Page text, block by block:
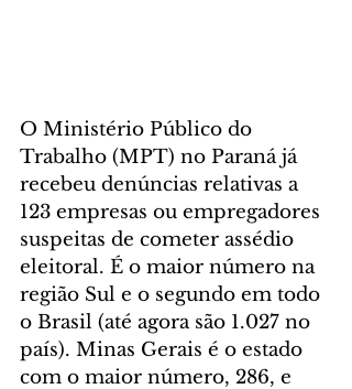
O Ministério Público do
Trabalho (MPT) no Paraná já
recebeu denúncias relativas a
123 empresas ou empregadores
suspeitas de cometer assédio
eleitoral. É o maior número na
região Sul e o segundo em todo
o Brasil (até agora são 1.027 no
país). Minas Gerais é o estado
com o maior número, 286, e